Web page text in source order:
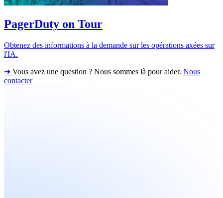
PagerDuty on Tour
Obtenez des informations à la demande sur les opérations axées sur
l'IA.
➔ Vous avez une question ? Nous sommes là pour aider. Nous
contacter